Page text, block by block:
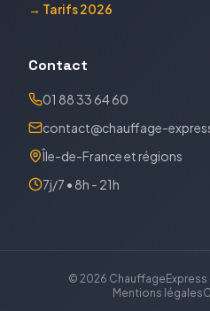
→ Tarifs 2026
Contact
01 88 33 64 60
contact@chauffage-
Île-de-France et régions
7j/7 • 8h - 21h
© 2026
Mentions légales